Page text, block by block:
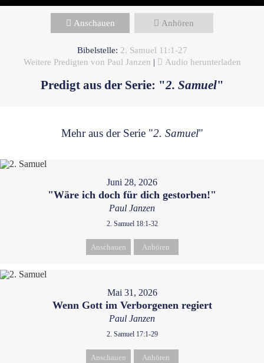
Anschauen Anhören
Bibelstelle: 2. Samuel 11:1-27
Weitere Predigten von Paul Janzen | Audio herunterladen
Predigt aus der Serie: "2. Samuel"
Mehr aus der Serie "2. Samuel"
Juni 28, 2026
"Wäre ich doch für dich gestorben!"
Paul Janzen
2. Samuel 18:1-32
Anschauen Anhören
Mai 31, 2026
Wenn Gott im Verborgenen regiert
Paul Janzen
2. Samuel 17:1-29
Anschauen Anhören